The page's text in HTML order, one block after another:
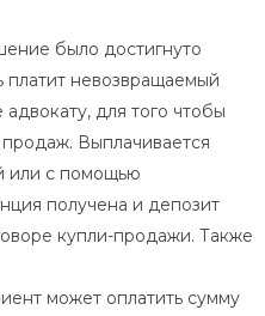
было достигнуто
платит невозвращаемый
для того чтобы
Выплачивается
или с помощью
получена и депозит
купли-продажи. Также
может оплатить сумму